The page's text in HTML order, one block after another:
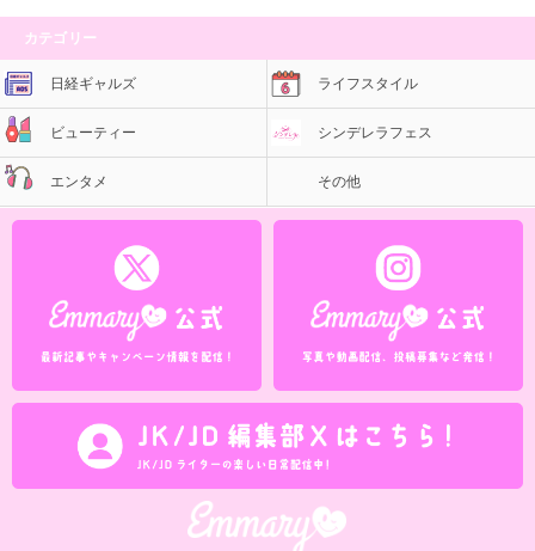
カテゴリー
日経ギャルズ ライフスタイル
ビューティー シンデレラフェス
エンタメ その他